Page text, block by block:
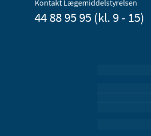
Kontakt Lægemiddelstyrelsen
44 88 95 95 (kl. 9 - 15)